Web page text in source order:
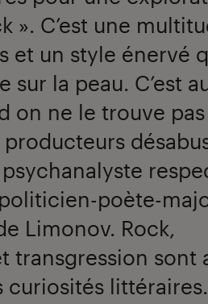
». C’est une
et un style énervé
la peau. C’est
on ne le trouve
poète-
Limonov. Rock,
transgression sont
curiosités littéraires.